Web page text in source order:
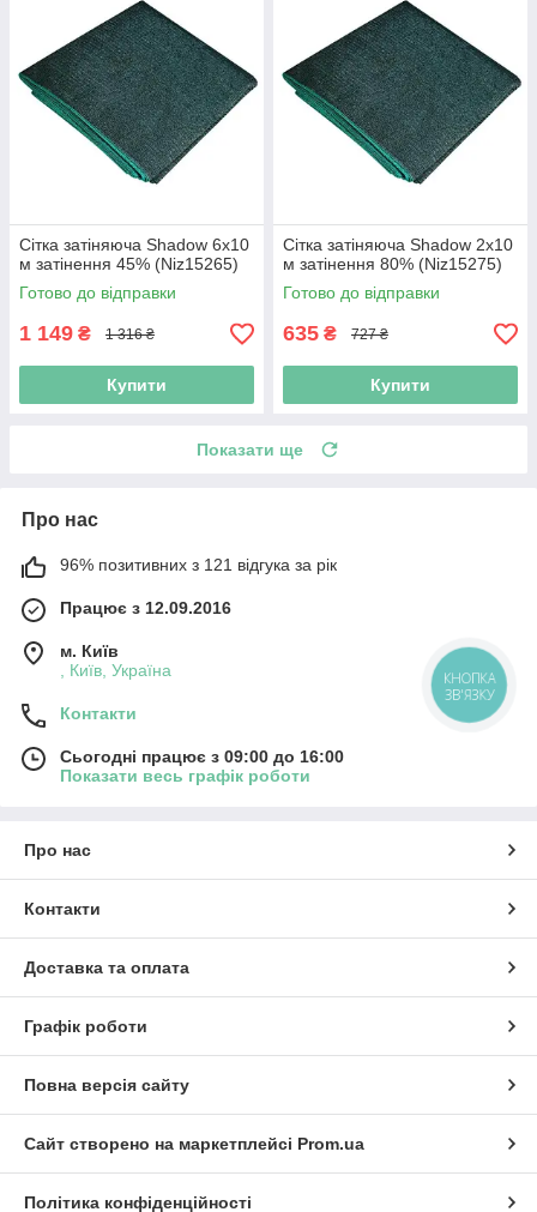
Сітка затіняюча Shadow 6х10
м затінення 45% (Niz15265)
Готово до відправки
1 149 ₴ 1 316 ₴
Купити
Сітка затіняюча Shadow 2х10
м затінення 80% (Niz15275)
Готово до відправки
635 ₴ 727 ₴
Купити
Показати ще
Про нас
96% позитивних з 121 відгука за рік
Працює з 12.09.2016
м. Київ
, Київ, Україна
Контакти
Сьогодні працює з 09:00 до 16:00
Показати весь графік роботи
Про нас
Контакти
Доставка та оплата
Графік роботи
Повна версія сайту
Сайт створено на маркетплейсі Prom.ua
Політика конфіденційності
КНОПКА
ЗВ'ЯЗКУ